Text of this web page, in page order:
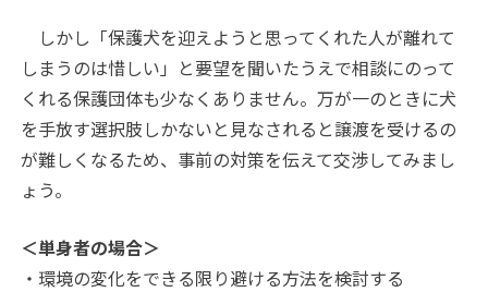
しかし「保護犬を迎えようと思ってくれた人が離れて
しまうのは惜しい」と要望を聞いたうえで相談にのって
くれる保護団体も少なくありません。万が一のときに犬
を手放す選択肢しかないと見なされると譲渡を受けるの
が難しくなるため、事前の対策を伝えて交渉してみまし
ょう。
＜単身者の場合＞
・環境の変化をできる限り避ける方法を検討する